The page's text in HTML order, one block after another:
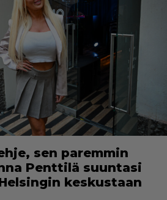
sen paremmin
Penttilä suuntasi
keskustaan